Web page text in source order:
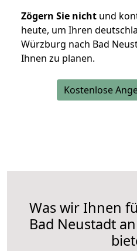
Zögern Sie nicht und
heute, um Ihren
Würzburg nach Bad
Ihnen zu planen.
Kostenlose
Was wir Ihnen
Bad Neustadt